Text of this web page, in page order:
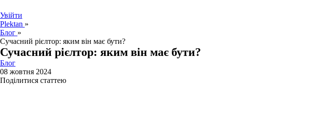
Увійти
Plektan »
Блог »
Сучасний рієлтор: яким він має бути?
Сучасний рієлтор: яким він має бути?
Блог
08 жовтня 2024
Поділитися статтею